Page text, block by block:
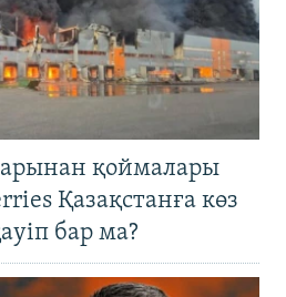
қоймалары
Қазақстанға көз
бар ма?